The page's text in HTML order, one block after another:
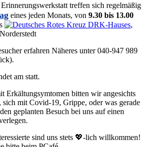
treffen sich regelmäßig
eines jeden Monats, von 9.30 bis 13.00
DRK-Hauses,
erfahren Näheres unter 040-947 989
am statt.
Erkältungsymtomen bitten wir angesichts
sich mit Covid-19, Grippe, oder was gerade
geplanten Besuch bei uns auf einen
sind uns stets 💖-lich willkommen!